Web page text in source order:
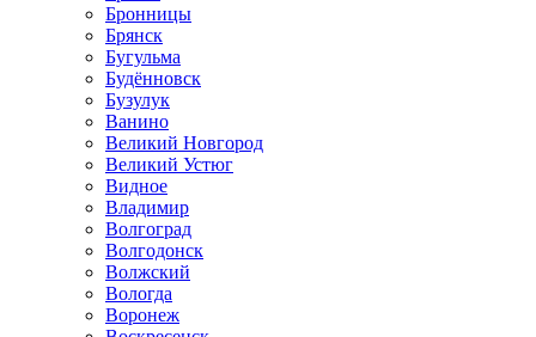
Бронницы
Брянск
Бугульма
Будённовск
Бузулук
Ванино
Великий Новгород
Великий Устюг
Видное
Владимир
Волгоград
Волгодонск
Волжский
Вологда
Воронеж